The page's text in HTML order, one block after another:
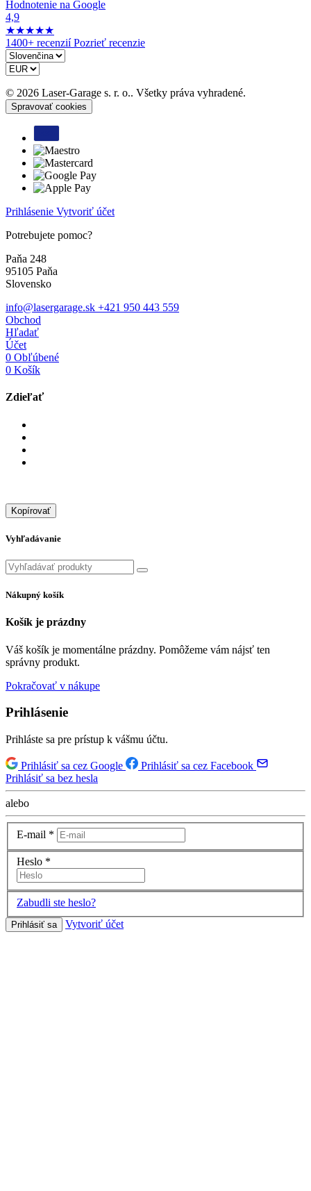
Hodnotenie na Google
4,9
★★★★★
1400+ recenzií Pozrieť recenzie
© 2026 Laser-Garage s. r. o.. Všetky práva vyhradené.
Spravovať cookies
Prihlásenie Vytvoriť účet
Potrebujete pomoc?
Paňa 248
95105 Paňa
Slovensko
info@lasergarage.sk +421 950 443 559
Obchod
Hľadať
Účet
0 Obľúbené
0 Košík
Zdieľať
Kopírovať
Vyhľadávanie
Nákupný košík
Košík je prázdny
Váš košík je momentálne prázdny. Pomôžeme vám nájsť ten
správny produkt.
Pokračovať v nákupe
Prihlásenie
Prihláste sa pre prístup k vášmu účtu.
Prihlásiť sa cez Google
Prihlásiť sa cez Facebook
Prihlásiť sa bez hesla
alebo
E-mail *
Heslo *
Zabudli ste heslo?
Prihlásiť sa Vytvoriť účet